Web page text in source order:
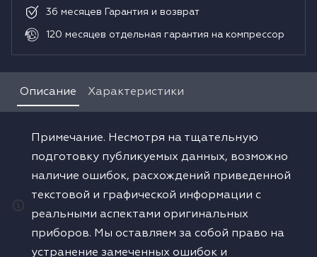
36 месяцев Гарантия и возврат
120 месяцев отдельная гарантия на компрессор
Описание Характеристики
Примечание. Несмотря на тщательную
подготовку публикуемых данных, возможно
наличие ошибок, расхождений приведенной
текстовой и графической информации с
реальными аспектами оригинальных
приборов. Мы оставляем за собой право на
устранение замеченных ошибок и